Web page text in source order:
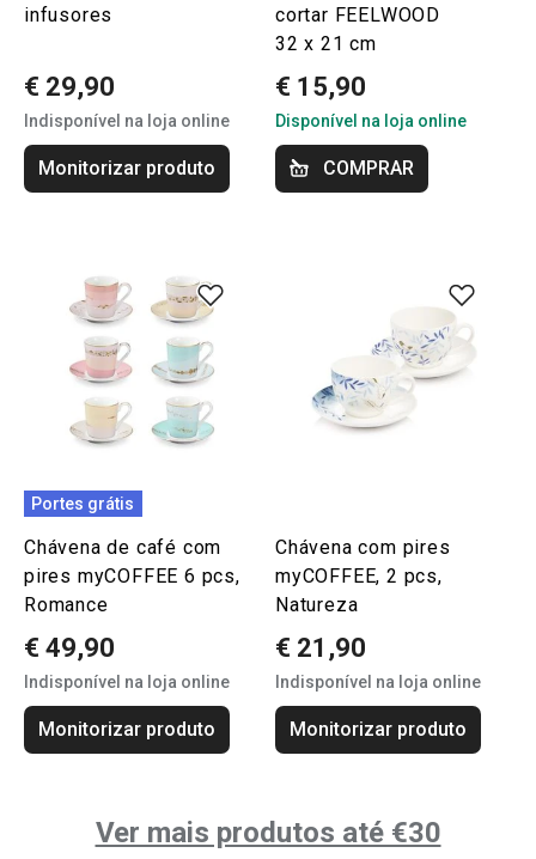
infusores
€ 29,90
Indisponível na loja online
Monitorizar produto
cortar FEELWOOD
32 x 21 cm
€ 15,90
Disponível na loja online
COMPRAR
Portes grátis
Chávena de café com
pires myCOFFEE 6 pcs,
Romance
€ 49,90
Indisponível na loja online
Monitorizar produto
Chávena com pires
myCOFFEE, 2 pcs,
Natureza
€ 21,90
Indisponível na loja online
Monitorizar produto
Ver mais produtos até €30